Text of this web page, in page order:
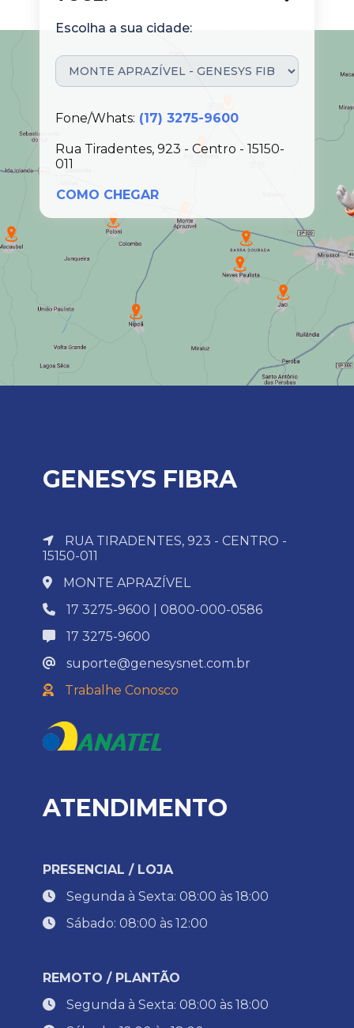
Escolha a sua cidade:
Fone/Whats: (17) 3275-9600
Rua Tiradentes, 923 - Centro - 15150-
011
COMO CHEGAR
GENESYS FIBRA
RUA TIRADENTES, 923 - CENTRO -
15150-011
MONTE APRAZÍVEL
17 3275-9600 | 0800-000-0586
17 3275-9600
suporte@genesysnet.com.br
Trabalhe Conosco
ATENDIMENTO
PRESENCIAL / LOJA
Segunda à Sexta: 08:00 às 18:00
Sábado: 08:00 às 12:00
REMOTO / PLANTÃO
Segunda à Sexta: 08:00 às 18:00